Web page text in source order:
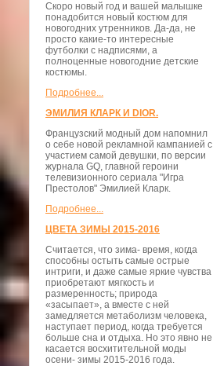
Скоро новый год и вашей малышке
понадобится новый костюм для
новогодних утренников. Да-да, не
просто какие-то интересные
футболки с надписями, а
полноценные новогодние детские
костюмы.
Подробнее...
ЭМИЛИЯ КЛАРК И DIOR.
Французский модный дом напомнил
о себе новой рекламной кампанией с
участием самой девушки, по версии
журнала GQ, главной героини
телевизионного сериала "Игра
Престолов" Эмилией Кларк.
Подробнее...
ЦВЕТА ЗИМЫ 2015-2016
Считается, что зима- время, когда
способны остыть самые острые
интриги, и даже самые яркие чувства
приобретают мягкость и
размеренность; природа
«засыпает», а вместе с ней
замедляется метаболизм человека,
наступает период, когда требуется
больше сна и отдыха. Но это явно не
касается восхитительной моды
осени- зимы 2015-2016 года.